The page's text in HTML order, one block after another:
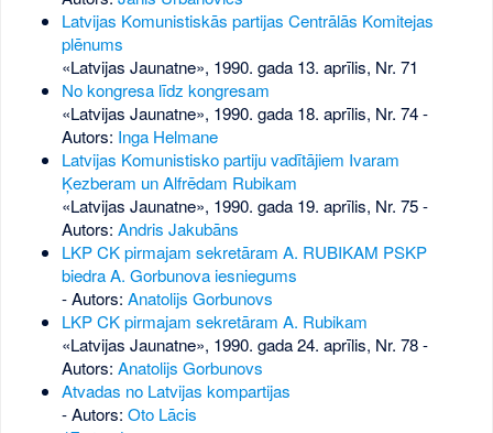
Latvijas Komunistiskās partijas Centrālās Komitejas
plēnums
«Latvijas Jaunatne», 1990. gada 13. aprīlis, Nr. 71
No kongresa līdz kongresam
«Latvijas Jaunatne», 1990. gada 18. aprīlis, Nr. 74-
Autors: Inga Helmane
Latvijas Komunistisko partiju vadītājiem Ivaram
Ķezberam un Alfrēdam Rubikam
«Latvijas Jaunatne», 1990. gada 19. aprīlis, Nr. 75-
Autors: Andris Jakubāns
LKP CK pirmajam sekretāram A. RUBIKAM PSKP
biedra A. Gorbunova iesniegums
- Autors: Anatolijs Gorbunovs
LKP CK pirmajam sekretāram A. Rubikam
«Latvijas Jaunatne», 1990. gada 24. aprīlis, Nr. 78-
Autors: Anatolijs Gorbunovs
Atvadas no Latvijas kompartijas
- Autors: Oto Lācis